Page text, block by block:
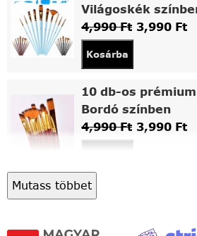
Világoskék
4,990Ft 3,990 Ft
Kosárba
10 db-os
Bordó színben
4,990Ft 3,990 Ft
Asztali fa
Mutass többet